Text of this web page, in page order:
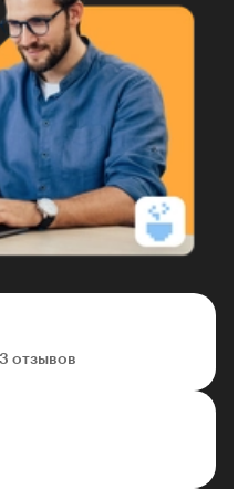
отзывов